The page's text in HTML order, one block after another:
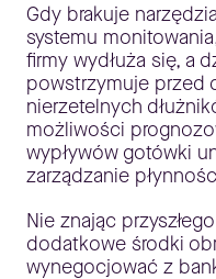
Gdy brakuje
systemu
firmy wydłuża się, a
powstrzymuje przed
nierzetelnych
możliwości
wypływów gotówki
zarządzanie
Nie znając
dodatkowe środki
wynegocjować z